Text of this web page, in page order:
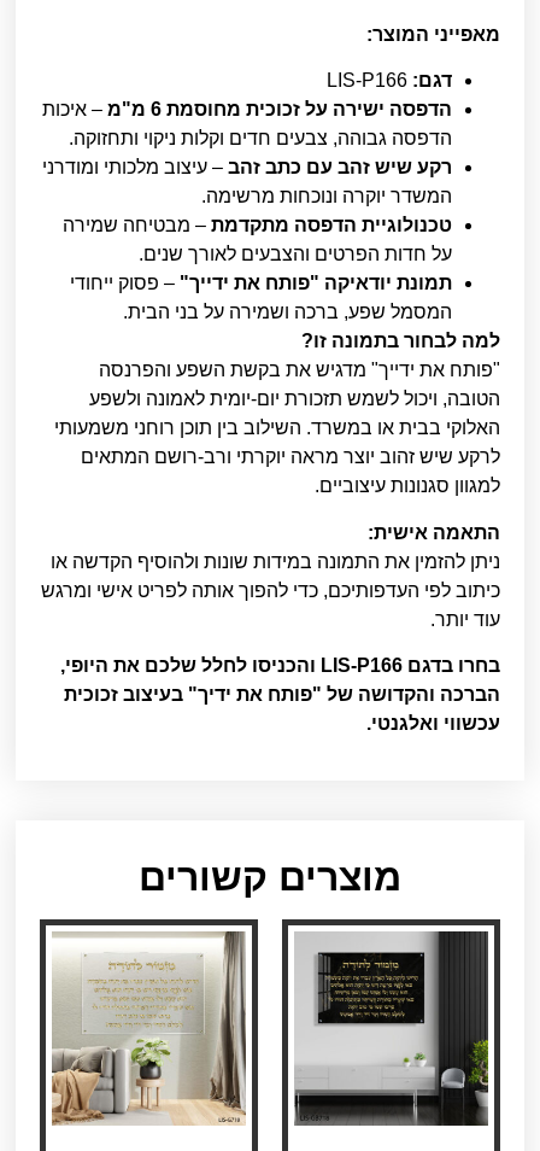
מאפייני המוצר:
דגם: LIS-P166
הדפסה ישירה על זכוכית מחוסמת 6 מ"מ
– איכות
הדפסה גבוהה, צבעים חדים וקלות ניקוי ותחזוקה.
רקע שיש זהב עם כתב זהב – עיצוב מלכותי ומודרני
המשדר יוקרה ונוכחות מרשימה.
טכנולוגיית הדפסה מתקדמת – מבטיחה שמירה
על חדות הפרטים והצבעים לאורך שנים.
תמונת יודאיקה "פותח את ידייך" – פסוק ייחודי
המסמל שפע, ברכה ושמירה על בני הבית.
למה לבחור בתמונה זו?
"פותח את ידייך" מדגיש את בקשת השפע והפרנסה
הטובה, ויכול לשמש תזכורת יום-יומית לאמונה ולשפע
האלוקי בבית או במשרד. השילוב בין תוכן רוחני משמעותי
לרקע שיש זהוב יוצר מראה יוקרתי ורב-רושם המתאים
למגוון סגנונות עיצוביים.
התאמה אישית:
ניתן להזמין את התמונה במידות שונות ולהוסיף הקדשה או
כיתוב לפי העדפותיכם, כדי להפוך אותה לפריט אישי ומרגש
עוד יותר.
בחרו בדגם LIS-P166 והכניסו לחלל שלכם את היופי,
הברכה והקדושה של "פותח את ידיך" בעיצוב זכוכית
עכשווי ואלגנטי.
מוצרים קשורים